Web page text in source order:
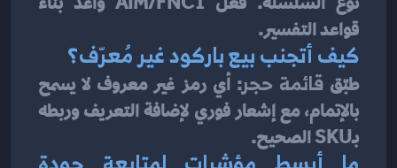
قواعد التفسير.
كيف أتجنب بيع باركود غير مُعرّف؟
طبّق قائمة حجر
بـSKU الصحيح.